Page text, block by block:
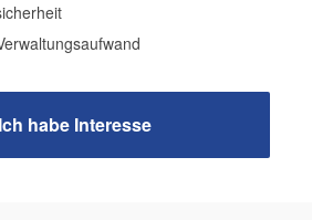
Ich habe Interesse